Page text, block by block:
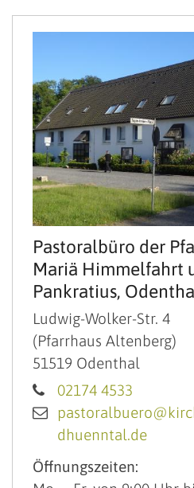
Pastoralbüro der
Mariä Himmelfahrt
Pankratius,
Ludwig-Wolker-Str. 4
(Pfarrhaus Altenberg)
51519 Odenthal
02174 4533
dhuenntal.de
Öffnungszeiten: